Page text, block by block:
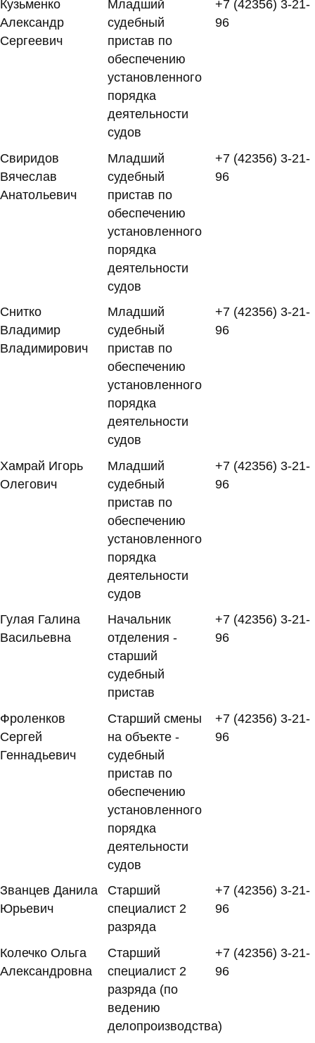
Кузьменко
Александр
Сергеевич
Младший
судебный
пристав по
обеспечению
установленного
порядка
деятельности
судов
+7 (42356) 3-21-
96
Свиридов
Вячеслав
Анатольевич
Младший
судебный
пристав по
обеспечению
установленного
порядка
деятельности
судов
+7 (42356) 3-21-
96
Снитко
Владимир
Владимирович
Младший
судебный
пристав по
обеспечению
установленного
порядка
деятельности
судов
+7 (42356) 3-21-
96
Хамрай Игорь
Олегович
Младший
судебный
пристав по
обеспечению
установленного
порядка
деятельности
судов
+7 (42356) 3-21-
96
Гулая Галина
Васильевна
Начальник
отделения -
старший
судебный
пристав
+7 (42356) 3-21-
96
Фроленков
Сергей
Геннадьевич
Старший смены
на объекте -
судебный
пристав по
обеспечению
установленного
порядка
деятельности
судов
+7 (42356) 3-21-
96
Званцев Данила
Юрьевич
Старший
специалист 2
разряда
+7 (42356) 3-21-
96
Колечко Ольга
Александровна
Старший
специалист 2
разряда (по
ведению
делопроизводства)
+7 (42356) 3-21-
96